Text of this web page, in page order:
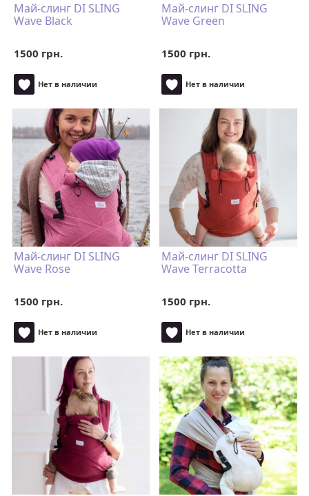
Май-слинг DI SLING
Wave Black
1500 грн.
Нет в наличии
Май-слинг DI SLING
Wave Green
1500 грн.
Нет в наличии
Май-слинг DI SLING
Wave Rose
1500 грн.
Нет в наличии
Май-слинг DI SLING
Wave Terracotta
1500 грн.
Нет в наличии